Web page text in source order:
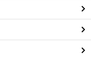
閉
る